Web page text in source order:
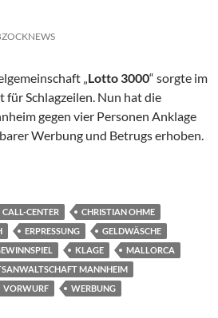
„Lotto 3000“ sorgte im
Schlagzeilen. Nun hat die
gegen vier Personen Anklage
Werbung und Betrugs erhoben.
Anwalt in U-Haft
CALL-CENTER
CHRISTIAN OHME
ERPRESSUNG
GELDWÄSCHE
KLAGE
MALLORCA
MANNHEIM
VORWURF WERBUNG